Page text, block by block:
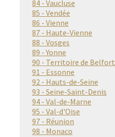
84 - Vaucluse
85 - Vendée
86 - Vienne
87 - Haute-Vienne
88 - Vosges
89 - Yonne
90 - Territoire de Belfort
91 - Essonne
92 - Hauts-de-Seine
93 - Seine-Saint-Denis
94 - Val-de-Marne
95 - Val-d'Oise
97 - Réunion
98 - Monaco